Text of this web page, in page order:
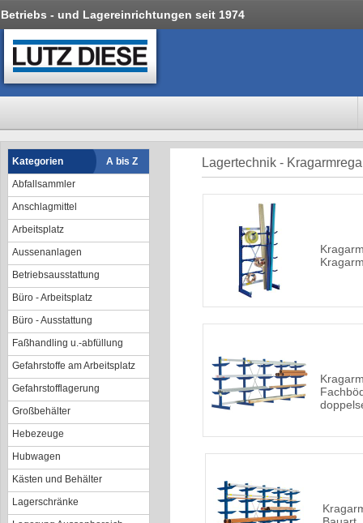
Betriebs - und Lagereinrichtungen seit 1974
Kategorien
A bis Z
Abfallsammler
Anschlagmittel
Arbeitsplatz
Aussenanlagen
Betriebsausstattung
Büro - Arbeitsplatz
Büro - Ausstattung
Faßhandling u.-abfüllung
Gefahrstoffe am Arbeitsplatz
Gefahrstofflagerung
Großbehälter
Hebezeuge
Hubwagen
Kästen und Behälter
Lagerschränke
Lagertechnik -